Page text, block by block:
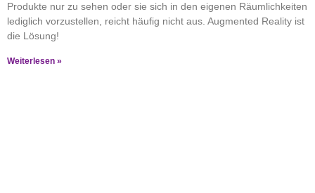
Produkte nur zu sehen oder sie sich in den eigenen Räumlichkeiten
lediglich vorzustellen, reicht häufig nicht aus. Augmented Reality ist
die Lösung!
Weiterlesen »